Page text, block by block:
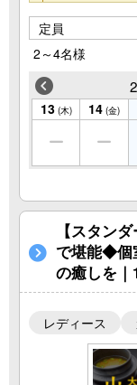
定員
2～4名様
13 (木) 14 (金)
【スタン
で堪能◆個
の癒しを｜
レディース